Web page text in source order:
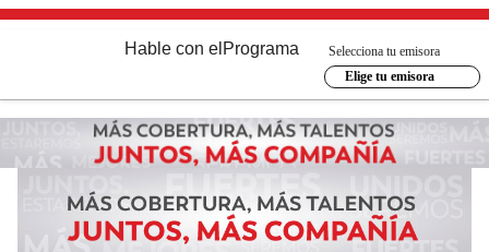
Hable con el Programa
Selecciona tu emisora
Elige tu emisora